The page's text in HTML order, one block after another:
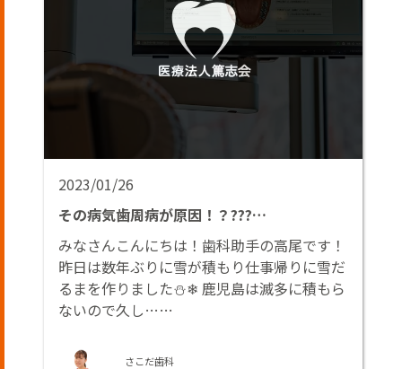
2023/01/26
その病気歯周病が原因！？???…
みなさんこんにちは！歯科助手の高尾です！
昨日は数年ぶりに雪が積もり仕事帰りに雪だ
るまを作りました⛄❄ 鹿児島は滅多に積もら
ないので久し……
さこだ歯科